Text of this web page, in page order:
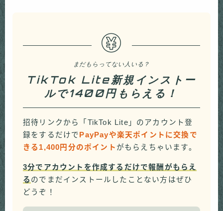
まだもらってない人いる？
TikTok Lite新規インストー
ルで1400円もらえる！
招待リンクから「TikTok Lite」のアカウント登
録をするだけでPayPayや楽天ポイントに交換で
きる1,400円分のポイント がもらえちゃいます。
3分でアカウントを作成するだけで報酬がもらえ
る のでまだインストールしたことない方はぜひ
どうぞ！